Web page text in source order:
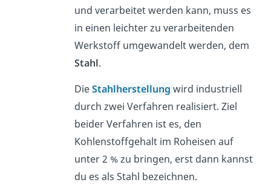
und verarbeitet werden kann, muss es
in einen leichter zu verarbeitenden
Werkstoff umgewandelt werden, dem
Stahl.
DieStahlherstellung wird industriell
durch zwei Verfahren realisiert. Ziel
beider Verfahren ist es, den
Kohlenstoffgehalt im Roheisen auf
unter 2 % zu bringen, erst dann kannst
du es als Stahl bezeichnen.